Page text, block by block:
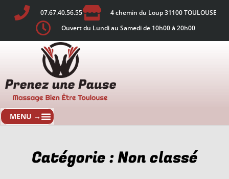
07.67.40.56.55
4 chemin du Loup 31100 TOULOUSE
Ouvert du Lundi au Samedi de 10h00 à 20h00
Catégorie : Non classé